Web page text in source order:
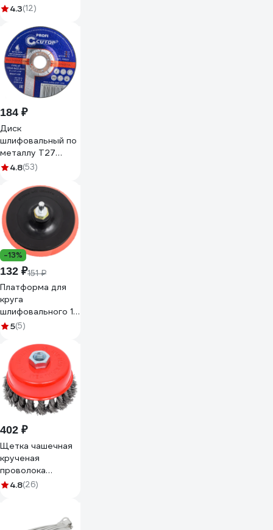
125х22.2 мм, P-40
FLAP-CN-125-
P40-CRM
4.3(12)
184 ₽
Диск
шлифовальный по
металлу T27
(125x22.2 мм) для
12560
4.8(53)
-13%
132 ₽151 ₽
Платформа для
круга
шлифовального 10
мм, 125 мм KUBIS
5(5)
402 ₽
Щетка чашечная
крученая
проволока
стальная для ушм
4.8(26)